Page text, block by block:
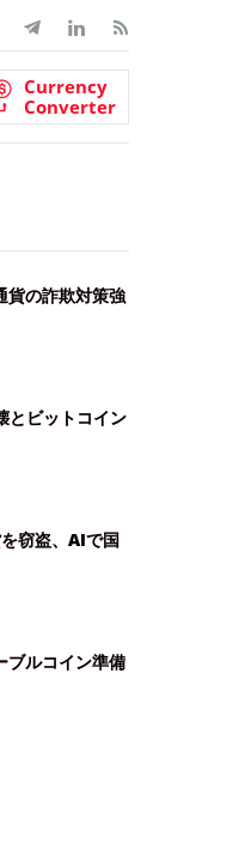
Currency
Converter
貨の詐欺対策強
とビットコイン
窃盗、AIで国
ブルコイン準備